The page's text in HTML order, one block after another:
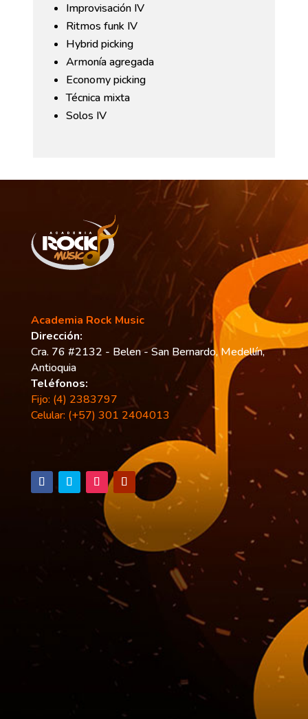
Improvisación IV
Ritmos funk IV
Hybrid picking
Armonía agregada
Economy picking
Técnica mixta
Solos IV
Academia Rock Music
Dirección:
Cra. 76 #2132 - Belen - San Bernardo, Medellín,
Antioquia
Teléfonos:
Fijo: (4) 2383797
Celular: (+57) 301 2404013